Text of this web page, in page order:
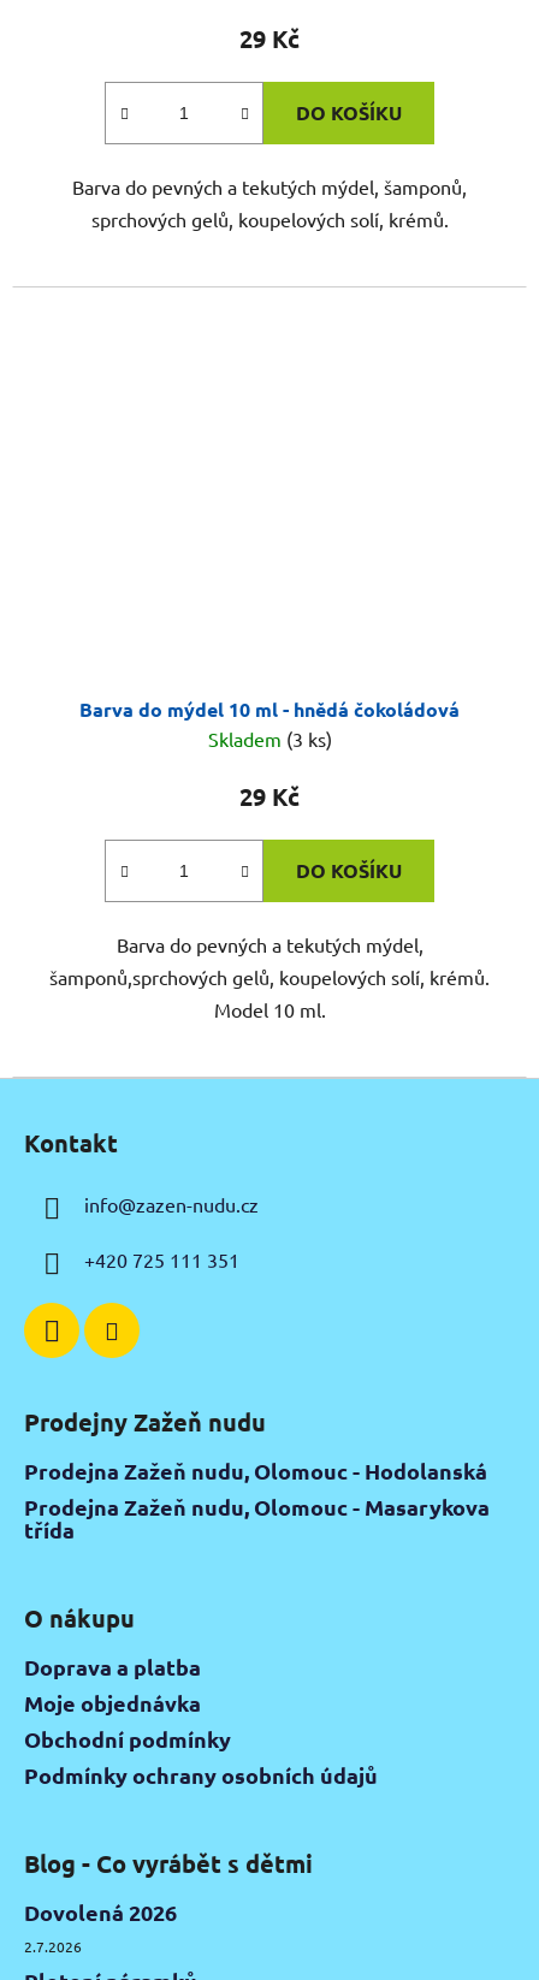
29 Kč
DO KOŠÍKU
Barva do pevných a tekutých mýdel, šamponů,
sprchových gelů, koupelových solí, krémů.
Barva do mýdel 10 ml - hnědá čokoládová
Skladem (3 ks)
29 Kč
DO KOŠÍKU
Barva do pevných a tekutých mýdel,
šamponů,sprchových gelů, koupelových solí, krémů.
Model 10 ml.
Kontakt
info@zazen-nudu.cz
+420 725 111 351
Prodejny Zažeň nudu
Prodejna Zažeň nudu, Olomouc - Hodolanská
Prodejna Zažeň nudu, Olomouc - Masarykova
třída
O nákupu
Doprava a platba
Moje objednávka
Obchodní podmínky
Podmínky ochrany osobních údajů
Blog - Co vyrábět s dětmi
Dovolená 2026
2.7.2026